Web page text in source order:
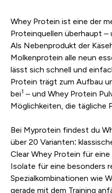
Whey Protein ist eine der
Proteinquellen überhaupt –
Als Nebenprodukt der
Molkenprotein alle neun
lässt sich schnell und
Protein trägt zum Aufbau
bei1 – und Whey Protein
Möglichkeiten, die tägliche
Bei Myprotein findest du
über 20 Varianten:
Clear Whey Protein für
Isolate für eine besonders
Spezialkombinationen wie
gerade mit dem Training